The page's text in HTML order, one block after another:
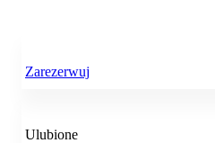
Zarezerwuj
Ulubione